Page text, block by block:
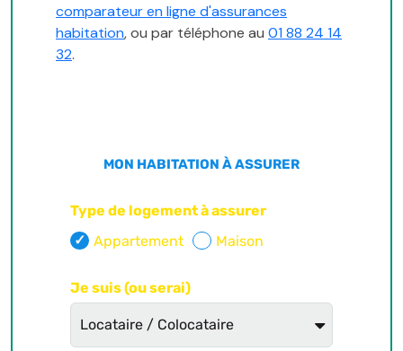
comparateur en ligne d'assurances
habitation, ou par téléphone au 01 88 24 14
32.